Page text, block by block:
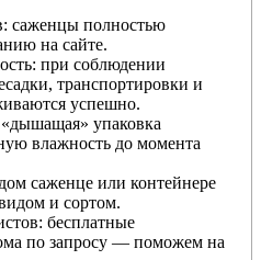
саженцы полностью
на сайте.
при соблюдении
транспортировки и
успешно.
упаковка
влажность до момента
саженце или контейнере
и сортом.
бесплатные
по запросу — поможем на